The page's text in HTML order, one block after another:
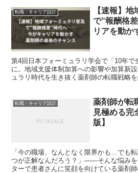
転職・キャリア設計
【速報】
で“報酬格
リアを動か
第4回日本フォーミュラリ学会で「10年で
に。地域支援体制加算への影響や加算新
ュラリ時代を生き抜く薬剤師の転職戦略を
転職・キャリア設計
薬剤師が転
見極める完
版】
「今の職場、なんとなく限界かも…でも
つが正解なんだろう？」——そんな悩みを
ターで患者さんに笑顔を向けている薬剤